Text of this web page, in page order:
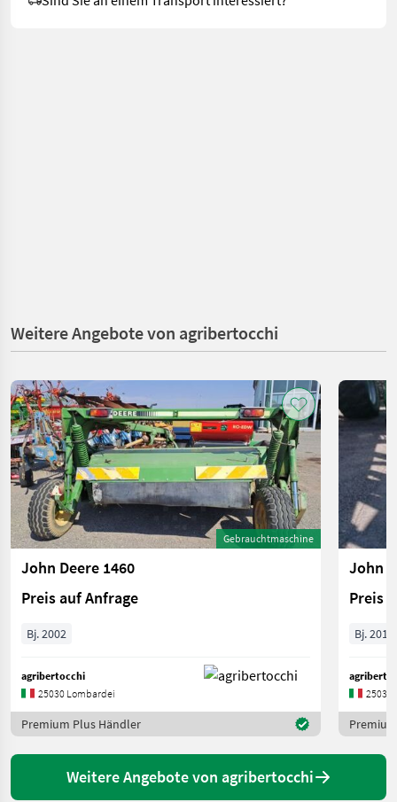
Weitere Angebote von agribertocchi
Gebrauchtmaschine
John Deere 1460
Preis auf Anfrage
Bj. 2002
agribertocchi
25030 Lombardei
Premium Plus Händler
John
Preis
Bj. 2010
25030
Weitere Angebote von agribertocchi